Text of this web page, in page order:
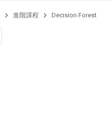
進階課程 Decision Forest